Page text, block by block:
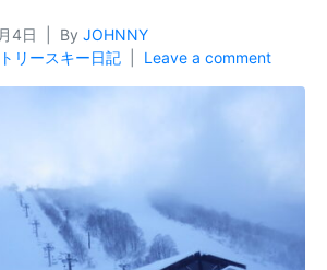
4日 By JOHNNY
リースキー日記 Leave a comment